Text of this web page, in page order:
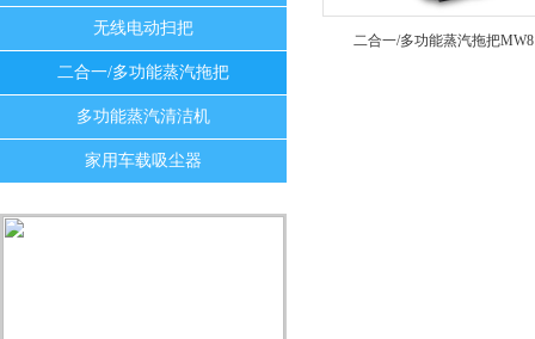
无线电动扫把
二合一/多功能蒸汽拖把
多功能蒸汽清洁机
家用车载吸尘器
二合一/多功能蒸汽拖把